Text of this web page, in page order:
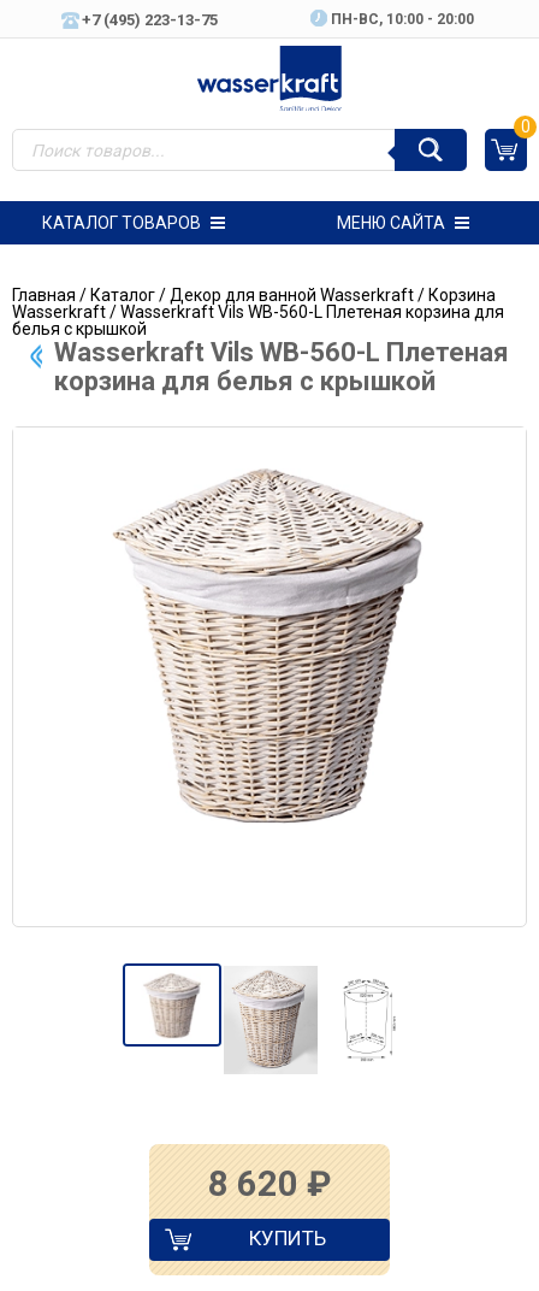
+7 (495) 223-13-75 ПН-ВC, 10:00 - 20:00
0
КАТАЛОГ ТОВАРОВ МЕНЮ САЙТА
Главная /Каталог/ Декор для ванной Wasserkraft/Корзина
Wasserkraft/ Wasserkraft Vils WB-560-L Плетеная корзина для
белья с крышкой
Wasserkraft Vils WB-560-L Плетеная
корзина для белья с крышкой
8 620 ₽
КУПИТЬ